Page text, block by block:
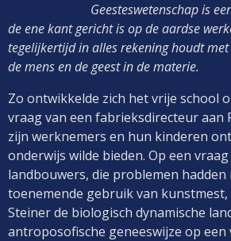
Geesteswetenschap is
de ene kant gericht is op de aardse
tegelijkertijd in alles rekening houdt met
de mens en de geest in de materie.
Zo ontwikkelde zich het vrije school
vraag van een fabrieksdirecteur aan
zijn werknemers en hun kinderen
onderwijs wilde bieden. Op een
landbouwers, die problemen hadden
toenemende gebruik van
Steiner de biologisch dynamische
antroposofische geneeswijze op een